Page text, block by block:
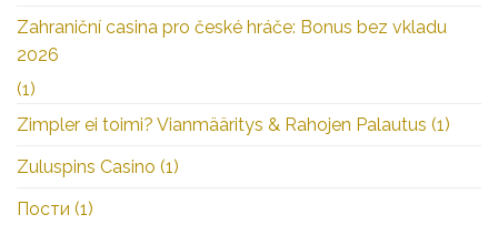
Zahraniční casina pro české hráče: Bonus bez vkladu
2026
(1)
Zimpler ei toimi? Vianmääritys & Rahojen Palautus (1)
Zuluspins Casino (1)
Пости (1)